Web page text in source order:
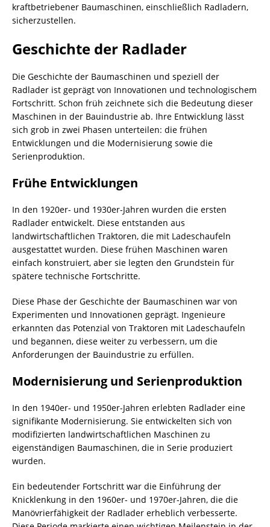
kraftbetriebener Baumaschinen, einschließlich Radladern,
sicherzustellen.
Geschichte der Radlader
Die Geschichte der Baumaschinen und speziell der
Radlader ist geprägt von Innovationen und technologischem
Fortschritt. Schon früh zeichnete sich die Bedeutung dieser
Maschinen in der Bauindustrie ab. Ihre Entwicklung lässt
sich grob in zwei Phasen unterteilen: die frühen
Entwicklungen und die Modernisierung sowie die
Serienproduktion.
Frühe Entwicklungen
In den 1920er- und 1930er-Jahren wurden die ersten
Radlader entwickelt. Diese entstanden aus
landwirtschaftlichen Traktoren, die mit Ladeschaufeln
ausgestattet wurden. Diese frühen Maschinen waren
einfach konstruiert, aber sie legten den Grundstein für
spätere technische Fortschritte.
Diese Phase der Geschichte der Baumaschinen war von
Experimenten und Innovationen geprägt. Ingenieure
erkannten das Potenzial von Traktoren mit Ladeschaufeln
und begannen, diese weiter zu verbessern, um die
Anforderungen der Bauindustrie zu erfüllen.
Modernisierung und Serienproduktion
In den 1940er- und 1950er-Jahren erlebten Radlader eine
signifikante Modernisierung. Sie entwickelten sich von
modifizierten landwirtschaftlichen Maschinen zu
eigenständigen Baumaschinen, die in Serie produziert
wurden.
Ein bedeutender Fortschritt war die Einführung der
Knicklenkung in den 1960er- und 1970er-Jahren, die die
Manövrierfähigkeit der Radlader erheblich verbesserte.